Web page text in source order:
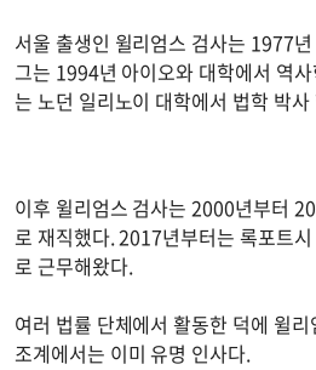
서울 출생인 윌리엄스 검사는 1977
그는 1994년 아이오와 대학에서 역
는 노던 일리노이 대학에서 법학 박
이후 윌리엄스 검사는 2000년부터
로 재직했다. 2017년부터는 록포트
로 근무해왔다.
여러 법률 단체에서 활동한 덕에 윌
조계에서는 이미 유명 인사다.